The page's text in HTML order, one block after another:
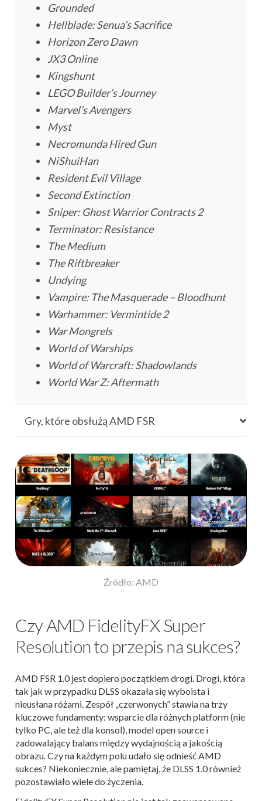
Grounded
Hellblade: Senua’s Sacrifice
Horizon Zero Dawn
JX3 Online
Kingshunt
LEGO Builder’s Journey
Marvel’s Avengers
Myst
Necromunda Hired Gun
NiShuiHan
Resident Evil Village
Second Extinction
Sniper: Ghost Warrior Contracts 2
Terminator: Resistance
The Medium
The Riftbreaker
Undying
Vampire: The Masquerade – Bloodhunt
Warhammer: Vermintide 2
War Mongrels
World of Warships
World of Warcraft: Shadowlands
World War Z: Aftermath
Gry, które obsłużą AMD FSR
Źródło: AMD
Czy AMD FidelityFX Super
Resolution to przepis na sukces?
AMD FSR 1.0 jest dopiero początkiem drogi. Drogi, która
tak jak w przypadku DLSS okazała się wyboista i
nieusłana różami. Zespół „czerwonych” stawia na trzy
kluczowe fundamenty: wsparcie dla różnych platform (nie
tylko PC, ale też dla konsol), model open source i
zadowalający balans między wydajnością a jakością
obrazu. Czy na każdym polu udało się odnieść AMD
sukces? Niekoniecznie, ale pamiętaj, że DLSS 1.0 również
pozostawiało wiele do życzenia.